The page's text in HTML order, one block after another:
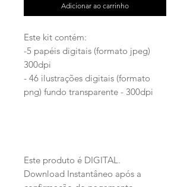
Adicionar ao carrinho
Este kit contém:
-5 papéis digitais (formato jpeg)
300dpi
- 46 ilustrações digitais (formato
png) fundo transparente - 300dpi
Este produto é DIGITAL.
Download Instantâneo após a